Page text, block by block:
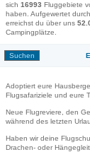
sich 16993 Fluggebiete
haben. Aufgewertet durch
erreichst du über uns
Campingplätze.
Adoptiert eure
Flugsafariziele und eure
Neue Flugreviere, den
während des letzten
Haben wir deine
Drachen- oder